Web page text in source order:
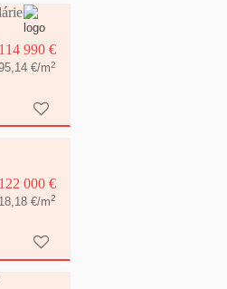
114 990 €
€/m2
122 000 €
€/m2